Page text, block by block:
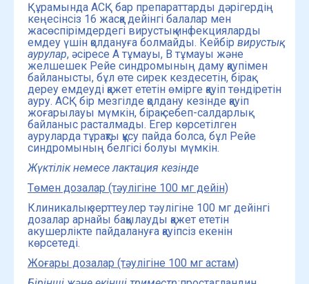
Құрамында АСҚ бар препараттарды дәрігердің
кеңесінсіз 16 жасқа дейінгі балалар мен
жасөспірімдердегі вирустық инфекцияларды
емдеу үшін қолдануға болмайды. Кейбір вирустық
аурулар, әсіресе А тұмауы, В тұмауы және
желшешек Рейе синдромының даму қаупімен
байланысты, бұл өте сирек кездесетін, бірақ
дереу емдеуді қажет ететін өмірге қауіп төндіретін
ауру. АСҚ бір мезгілде қолдану кезінде қауіп
жоғарылауы мүмкін, бірақ себеп-салдарлық
байланыс расталмады. Егер көрсетілген
ауруларда тұрақты құсу пайда болса, бұл Рейе
синдромының белгісі болуы мүмкін.
Жүктілік немесе лактация кезінде
Төмен дозалар (тәулігіне 100 мг дейін)
Клиникалық зерттеулер тәулігіне 100 мг дейінгі
дозалар арнайы бақылауды қажет ететін
акушерлікте пайдалануға қауіпсіз екенін
көрсетеді.
Жоғары дозалар (тәулігіне 100 мг астам)